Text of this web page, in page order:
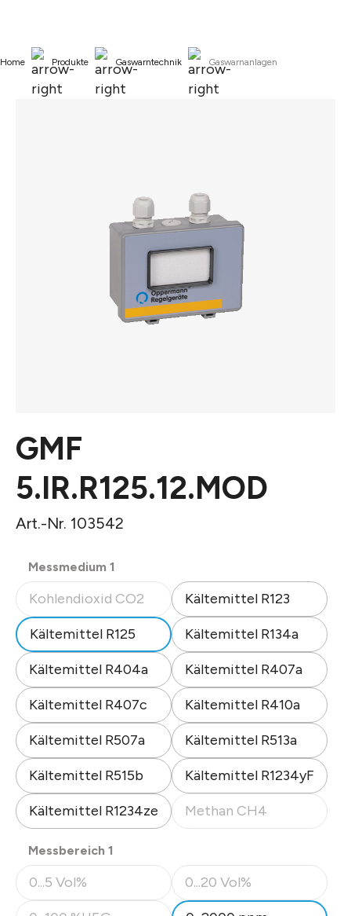
Home Produkte Gaswarntechnik Gaswarnanlagen
GMF
5.IR.R125.12.MOD
Art.-Nr. 103542
Messmedium 1
Kohlendioxid CO2
(Diese Option ist zurzeit nicht verfügbar.)
Kältemittel R123
Kältemittel R125 Kältemittel R134a
Kältemittel R404a Kältemittel R407a
Kältemittel R407c Kältemittel R410a
Kältemittel R507a Kältemittel R513a
Kältemittel R515b Kältemittel R1234yF
Kältemittel R1234ze Methan CH4
(Diese Option ist zurzeit
Messbereich 1
0...5 Vol%
(Diese Option ist zurzeit nicht verfügbar.)
0...20 Vol%
(Diese Option ist zurzeit